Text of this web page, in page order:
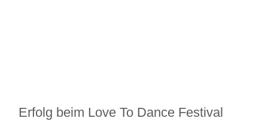
Erfolg beim Love To Dance Festival